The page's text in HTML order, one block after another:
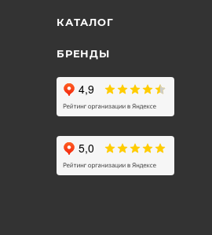
КАТАЛОГ
БРЕНДЫ